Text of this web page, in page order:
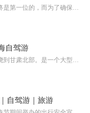
自驾游
自驾游｜旅游